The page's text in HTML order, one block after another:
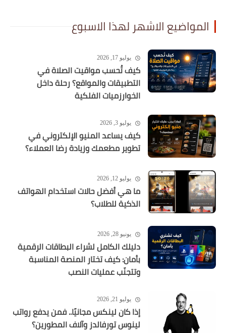
المواضيع الاشهر لهذا الاسبوع
يوليو 17, 2026
كيف تُحسب مواقيت الصلاة في
التطبيقات والمواقع؟ رحلة داخل
الخوارزميات الفلكية
يوليو 3, 2026
كيف يساعد المنيو الإلكتروني في
تطوير مطعمك وزيادة رضا العملاء؟
يوليو 12, 2026
ما هي أفضل حالات استخدام الهواتف
الذكية للطلاب؟
يونيو 28, 2026
دليلك الكامل لشراء البطاقات الرقمية
بأمان: كيف تختار المنصة المناسبة
وتتجنّب عمليات النصب
يوليو 21, 2026
إذا كان لينكس مجانيًا.. فمن يدفع رواتب
لينوس تورفالدز وآلاف المطورين؟